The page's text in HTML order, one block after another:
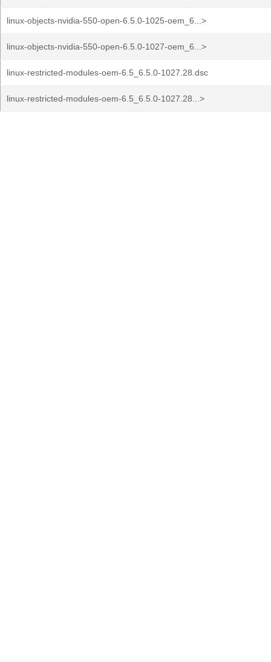
linux-objects-nvidia-550-open-6.5.0-1025-oem_6...>
linux-objects-nvidia-550-open-6.5.0-1027-oem_6...>
linux-restricted-modules-oem-6.5_6.5.0-1027.28.dsc
linux-restricted-modules-oem-6.5_6.5.0-1027.28...>